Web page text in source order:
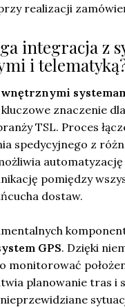
realizacji
integracja z
i
znaczenie
TSL. Proces
spedycyjnego z
automatyzację
pomiędzy
dostaw.
GPS. Dzięki
monitorować
planowanie tras i